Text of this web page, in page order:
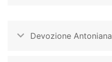
Devozione Antoniana